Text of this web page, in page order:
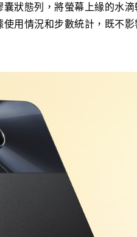
狀態列，將螢幕上緣的水
用情況和步數統計，既不